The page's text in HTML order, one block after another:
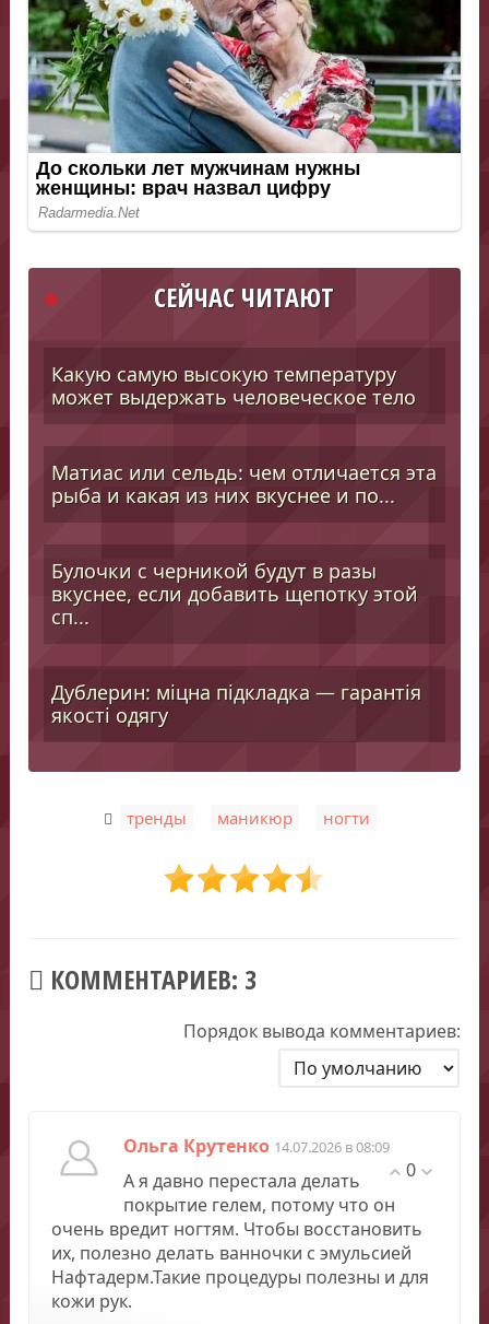
СЕЙЧАС ЧИТАЮТ
Какую самую высокую температуру
может выдержать человеческое тело
Матиас или сельдь: чем отличается эта
рыба и какая из них вкуснее и по...
Булочки с черникой будут в разы
вкуснее, если добавить щепотку этой
сп...
Дублерин: міцна підкладка — гарантія
якості одягу
тренды маникюр ногти
КОММЕНТАРИЕВ: 3
Порядок вывода комментариев:
Ольга Крутенко 14.07.2026 в 08:09
0
А я давно перестала делать
покрытие гелем, потому что он
очень вредит ногтям. Чтобы восстановить
их, полезно делать ванночки с эмульсией
Нафтадерм.Такие процедуры полезны и для
кожи рук.